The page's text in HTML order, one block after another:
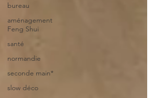
bureau
aménagement
Feng Shui
santé
normandie
seconde main*
slow déco